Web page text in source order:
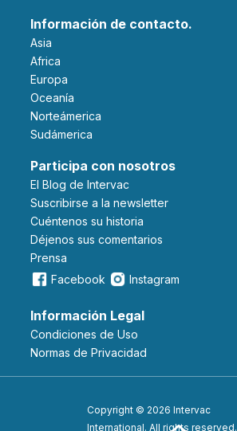
Información de contacto.
Asia
Africa
Europa
Oceanía
Norteámerica
Sudámerica
Participa con nosotros
El Blog de Intervac
Suscribirse a la newsletter
Cuéntenos su historia
Déjenos sus comentarios
Prensa
Facebook
Instagram
Información Legal
Condiciones de Uso
Normas de Privacidad
Copyright © 2026 Intervac
International. All rights reserved.